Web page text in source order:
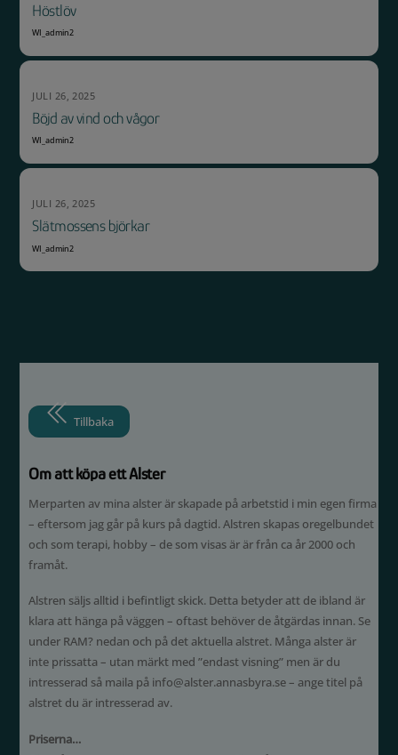
Höstlöv
WI_admin2
JULI 26, 2025
Böjd av vind och vågor
WI_admin2
JULI 26, 2025
Slätmossens björkar
WI_admin2
Tillbaka
Om att köpa ett Alster
Merparten av mina alster är skapade på arbetstid i min egen firma
– eftersom jag går på kurs på dagtid. Alstren skapas oregelbundet
och som terapi, hobby – de som visas är är från ca år 2000 och
framåt.
Alstren säljs alltid i befintligt skick. Detta betyder att de ibland är
klara att hänga på väggen – oftast behöver de åtgärdas innan. Se
under RAM? nedan och på det aktuella alstret. Många alster är
inte prissatta – utan märkt med ”endast visning” men är du
intresserad så maila på info@alster.annasbyra.se – ange titel på
alstret du är intresserad av.
Priserna…